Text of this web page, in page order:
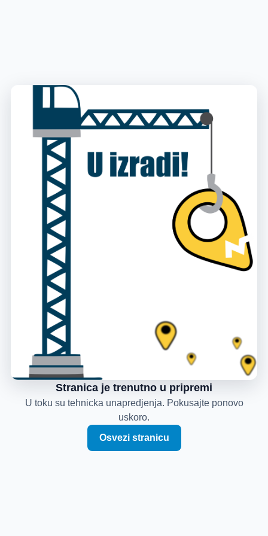
Stranica je trenutno u pripremi
U toku su tehnicka unapredjenja. Pokusajte ponovo
uskoro.
Osvezi stranicu